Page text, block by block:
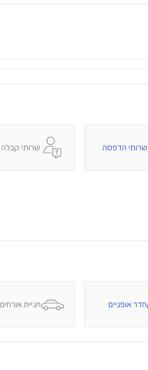
שרותי הדפסה שרותי קבלה
חדר אופניים חניית אורחים